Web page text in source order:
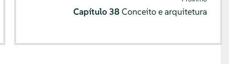
Capítulo 38 Conceito e arquitetura